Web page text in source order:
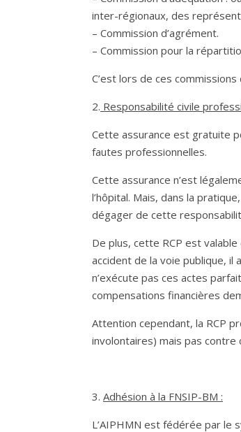
inter-régionaux, des
– Commission d’agrément.
– Commission pour la
C’est lors de ces
2. Responsabilité civile
Cette assurance est gratuite
fautes professionnelles.
Cette assurance n’est
l’hôpital. Mais, dans la
dégager de cette
De plus, cette RCP est
accident de la voie publique, il
n’exécute pas ces actes
compensations financières
Attention cependant, la RCP
involontaires) mais pas
3. Adhésion à la FNSIP-BM :
L’AIPHMN est fédérée par le